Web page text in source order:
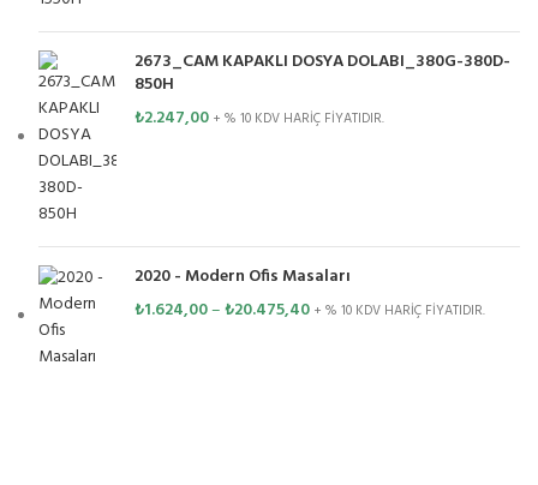
2673_CAM KAPAKLI DOSYA DOLABI_380G-380D-
850H
₺2.247,00 + % 10 KDV HARİÇ FİYATIDIR.
2020 - Modern Ofis Masaları
₺1.624,00–₺20.475,40 + % 10 KDV HARİÇ FİYATIDIR.